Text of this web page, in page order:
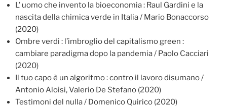
L’ uomo che invento la bioeconomia : Raul Gardini e la
nascita della chimica verde in Italia / Mario Bonaccorso
(2020)
Ombre verdi : l’imbroglio del capitalismo green :
cambiare paradigma dopo la pandemia / Paolo Cacciari
(2020)
Il tuo capo è un algoritmo : contro il lavoro disumano /
Antonio Aloisi, Valerio De Stefano (2020)
Testimoni del nulla / Domenico Quirico (2020)